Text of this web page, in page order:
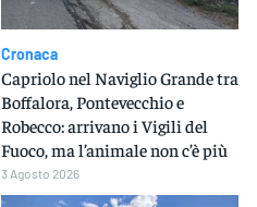
Cronaca
Capriolo nel Naviglio Grande tra
Boffalora, Pontevecchio e
Robecco: arrivano i Vigili del
Fuoco, ma l’animale non c’è più
3 Agosto 2026